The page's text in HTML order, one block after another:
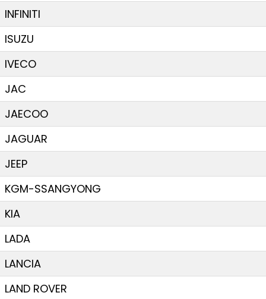
INFINITI
ISUZU
IVECO
JAC
JAECOO
JAGUAR
JEEP
KGM-SSANGYONG
KIA
LADA
LANCIA
LAND ROVER